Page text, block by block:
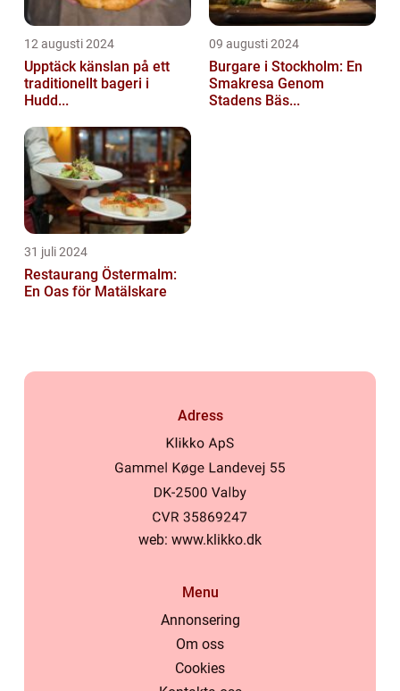
12 augusti 2024
Upptäck känslan på ett
traditionellt bageri i
Hudd...
09 augusti 2024
Burgare i Stockholm: En
Smakresa Genom
Stadens Bäs...
31 juli 2024
Restaurang Östermalm:
En Oas för Matälskare
Adress
web: www.klikko.dk
Menu
Annonsering
Om oss
Cookies